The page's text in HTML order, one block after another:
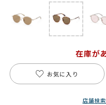
在庫が
お気に入り
店舗検